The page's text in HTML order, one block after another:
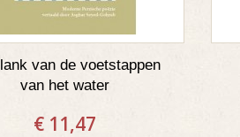
van de voetstappen
van het water
€ 11,47